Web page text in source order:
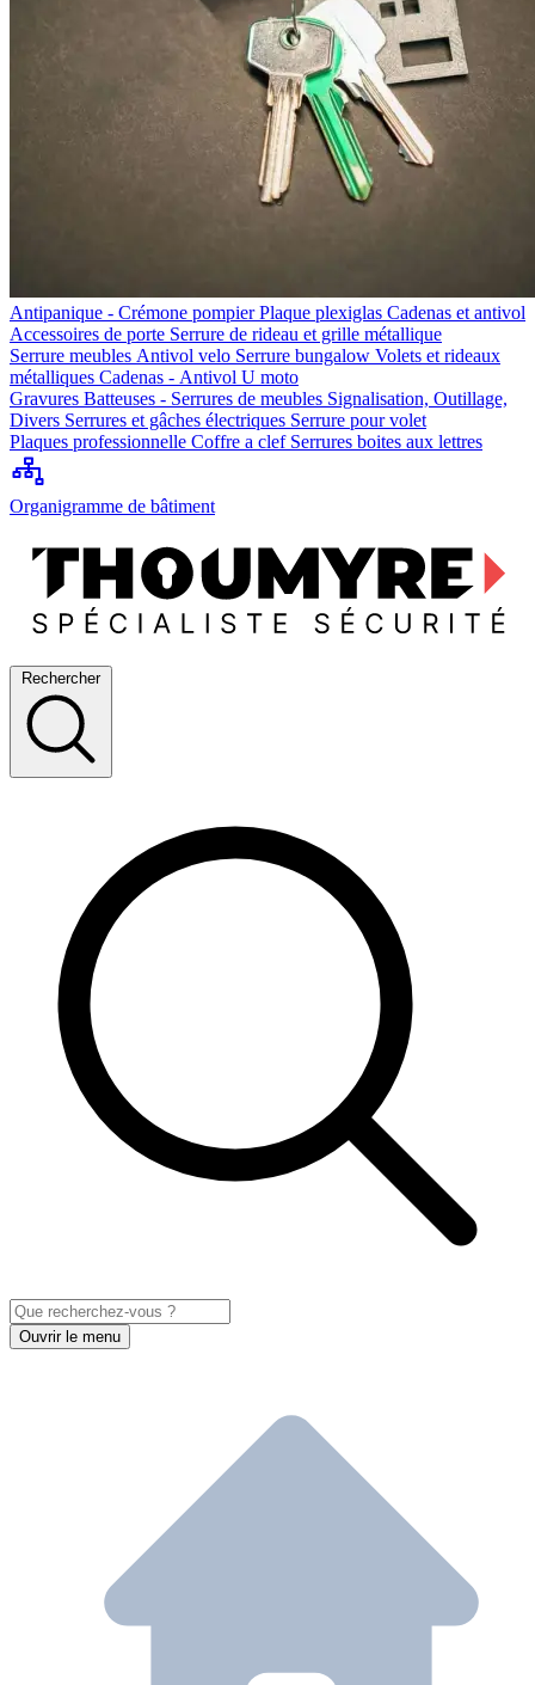
Antipanique - Crémone pompierPlaque plexiglas Cadenas et antivol
Accessoires de porte Serrure de rideau et grille métallique
Serrure meubles Antivol velo Serrure bungalow Volets et rideaux
métalliques Cadenas - Antivol U moto
Gravures Batteuses - Serrures de meubles Signalisation, Outillage,
Divers Serrures et gâches électriques Serrure pour volet
Plaques professionnelle Coffre a clef Serrures boites aux lettres
Organigramme de bâtiment
Rechercher
Ouvrir le menu